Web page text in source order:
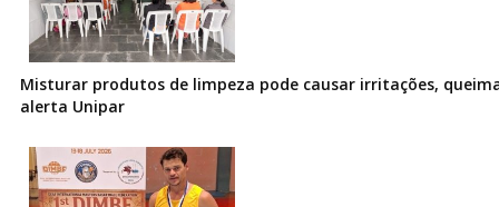
Misturar produtos de limpeza pode causar irritações,
alerta Unipar